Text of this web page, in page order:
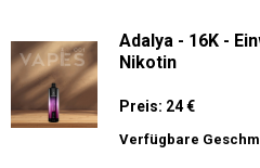
Adalya - 16K -
Nikotin
Preis: 24 €
Verfügbare